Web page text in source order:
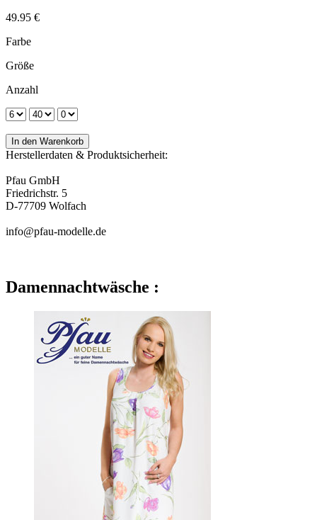
49.95 €
Farbe
Größe
Anzahl
Herstellerdaten & Produktsicherheit:
Pfau GmbH
Friedrichstr. 5
D-77709 Wolfach
info@pfau-modelle.de
Damennachtwäsche :